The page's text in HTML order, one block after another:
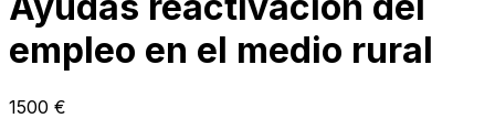
empleo en el medio rural
1500 €